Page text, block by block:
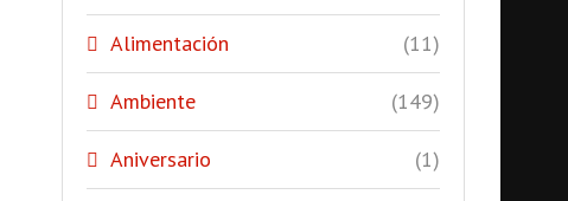
Alimentación (11)
Ambiente (149)
Aniversario (1)